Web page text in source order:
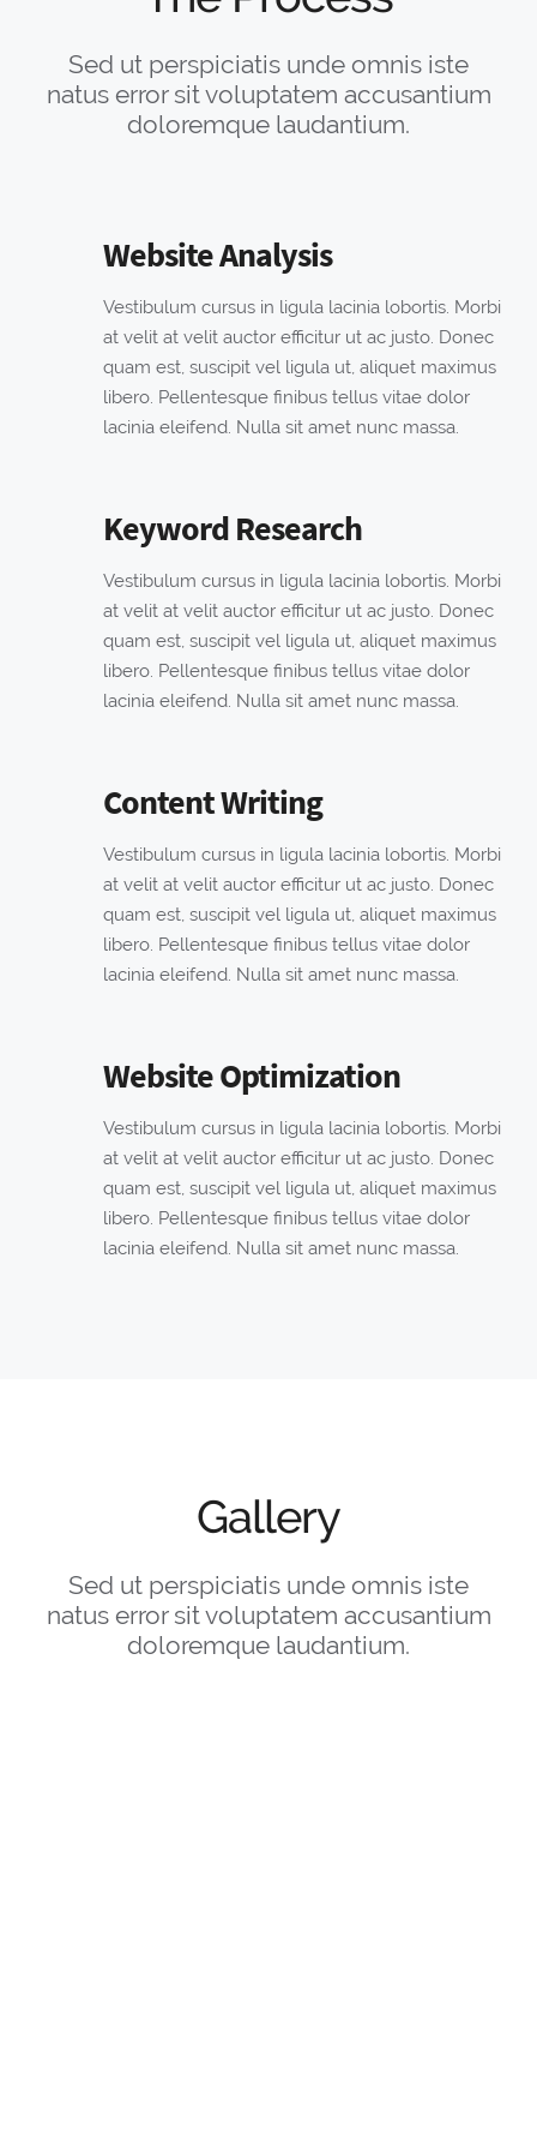
Sed ut perspiciatis unde omnis iste
natus error sit voluptatem accusantium
doloremque laudantium.
Website Analysis
Vestibulum cursus in ligula lacinia lobortis. Morbi
at velit at velit auctor efficitur ut ac justo. Donec
quam est, suscipit vel ligula ut, aliquet maximus
libero. Pellentesque finibus tellus vitae dolor
lacinia eleifend. Nulla sit amet nunc massa.
Keyword Research
Vestibulum cursus in ligula lacinia lobortis. Morbi
at velit at velit auctor efficitur ut ac justo. Donec
quam est, suscipit vel ligula ut, aliquet maximus
libero. Pellentesque finibus tellus vitae dolor
lacinia eleifend. Nulla sit amet nunc massa.
Content Writing
Vestibulum cursus in ligula lacinia lobortis. Morbi
at velit at velit auctor efficitur ut ac justo. Donec
quam est, suscipit vel ligula ut, aliquet maximus
libero. Pellentesque finibus tellus vitae dolor
lacinia eleifend. Nulla sit amet nunc massa.
Website Optimization
Vestibulum cursus in ligula lacinia lobortis. Morbi
at velit at velit auctor efficitur ut ac justo. Donec
quam est, suscipit vel ligula ut, aliquet maximus
libero. Pellentesque finibus tellus vitae dolor
lacinia eleifend. Nulla sit amet nunc massa.
Gallery
Sed ut perspiciatis unde omnis iste
natus error sit voluptatem accusantium
doloremque laudantium.